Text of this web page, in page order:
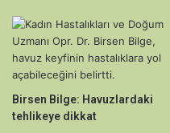
Birsen Bilge: Havuzlardaki
tehlikeye dikkat